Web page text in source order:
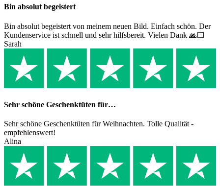
Bin absolut begeistert
Bin absolut begeistert von meinem neuen Bild. Einfach schön. Der
Kundenservice ist schnell und sehr hilfsbereit. Vielen Dank 🙏🏻
Sarah
Sehr schöne Geschenktüten für…
Sehr schöne Geschenktüten für Weihnachten. Tolle Qualität -
empfehlenswert!
Alina